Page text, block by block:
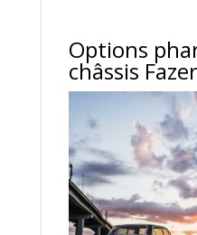
Options
châssis Fazer